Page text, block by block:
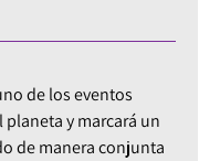
de los eventos
y marcará un
de manera conjunta